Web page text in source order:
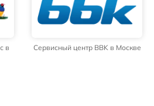
в
Сервисный центр BBK в Москве